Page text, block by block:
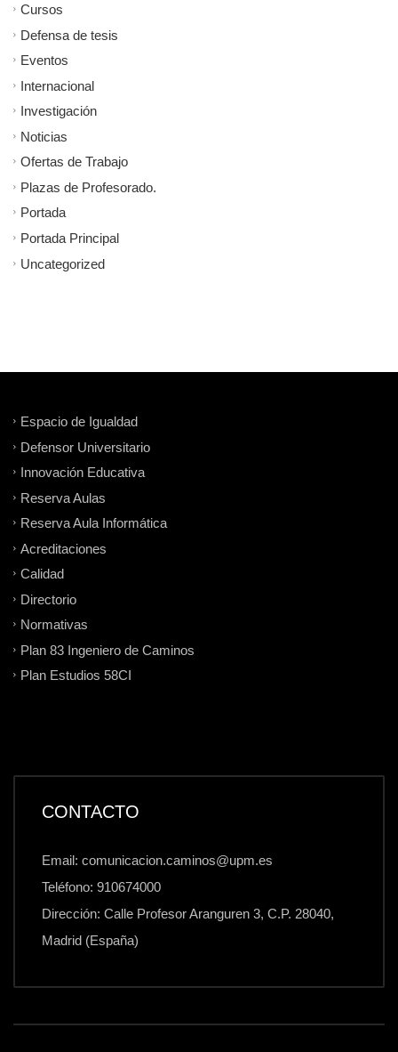
Cursos
Defensa de tesis
Eventos
Internacional
Investigación
Noticias
Ofertas de Trabajo
Plazas de Profesorado.
Portada
Portada Principal
Uncategorized
Espacio de Igualdad
Defensor Universitario
Innovación Educativa
Reserva Aulas
Reserva Aula Informática
Acreditaciones
Calidad
Directorio
Normativas
Plan 83 Ingeniero de Caminos
Plan Estudios 58CI
CONTACTO
Email: comunicacion.caminos@upm.es
Teléfono: 910674000
Dirección: Calle Profesor Aranguren 3, C.P. 28040,
Madrid (España)